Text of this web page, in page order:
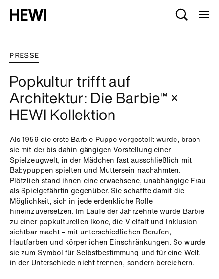
PRESSE
Popkultur trifft auf
Architektur: Die Barbie™ ×
HEWI Kollektion
Als 1959 die erste Barbie-Puppe vorgestellt wurde, brach
sie mit der bis dahin gängigen Vorstellung einer
Spielzeugwelt, in der Mädchen fast ausschließlich mit
Babypuppen spielten und Muttersein nachahmten.
Plötzlich stand ihnen eine erwachsene, unabhängige Frau
als Spielgefährtin gegenüber. Sie schaffte damit die
Möglichkeit, sich in jede erdenkliche Rolle
hineinzuversetzen. Im Laufe der Jahrzehnte wurde Barbie
zu einer popkulturellen Ikone, die Vielfalt und Inklusion
sichtbar macht – mit unterschiedlichen Berufen,
Hautfarben und körperlichen Einschränkungen. So wurde
sie zum Symbol für Selbstbestimmung und für eine Welt,
in der Unterschiede nicht trennen, sondern bereichern.